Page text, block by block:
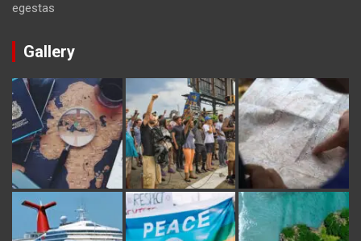
egestas
Gallery